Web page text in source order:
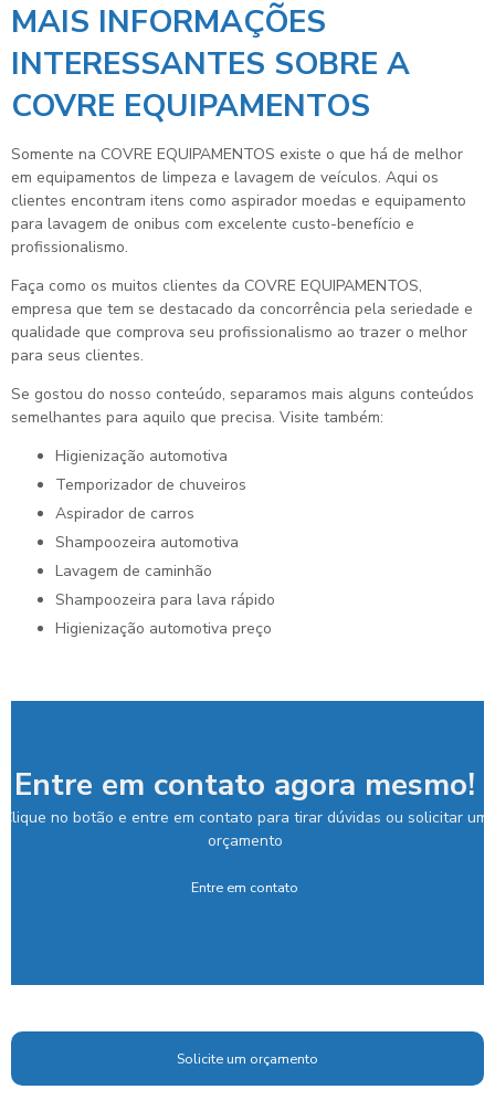
MAIS INFORMAÇÕES
INTERESSANTES SOBRE A
COVRE EQUIPAMENTOS
Somente na COVRE EQUIPAMENTOS existe o que há de melhor
em equipamentos de limpeza e lavagem de veículos. Aqui os
clientes encontram itens como aspirador moedas e equipamento
para lavagem de onibus com excelente custo-benefício e
profissionalismo.
Faça como os muitos clientes da COVRE EQUIPAMENTOS,
empresa que tem se destacado da concorrência pela seriedade e
qualidade que comprova seu profissionalismo ao trazer o melhor
para seus clientes.
Se gostou do nosso conteúdo, separamos mais alguns conteúdos
semelhantes para aquilo que precisa. Visite também:
higienização automotiva
temporizador de chuveiros
aspirador de carros
shampoozeira automotiva
lavagem de caminhão
shampoozeira para lava rápido
higienização automotiva preço
Entre em contato agora mesmo!
Clique no botão e entre em contato para tirar dúvidas ou solicitar um
orçamento
Entre em contato
Solicite um orçamento